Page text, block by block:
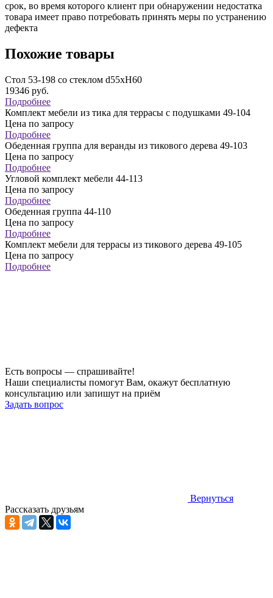
срок, во время которого клиент при обнаружении недостатка
товара имеет право потребовать принять меры по устранению
дефекта
Похожие товары
Стол 53-198 со стеклом d55хН60
19346 руб.
Подробнее
Комплект мебели из тика для террасы с подушками 49-104
Цена по запросу
Подробнее
Обеденная группа для веранды из тикового дерева 49-103
Цена по запросу
Подробнее
Угловой комплект мебели 44-113
Цена по запросу
Подробнее
Обеденная группа 44-110
Цена по запросу
Подробнее
Комплект мебели для террасы из тикового дерева 49-105
Цена по запросу
Подробнее
Есть вопросы — спрашивайте!
Наши специалисты помогут Вам, окажут бесплатную
консультацию или запишут на приём
Задать вопрос
Вернуться
Рассказать друзьям